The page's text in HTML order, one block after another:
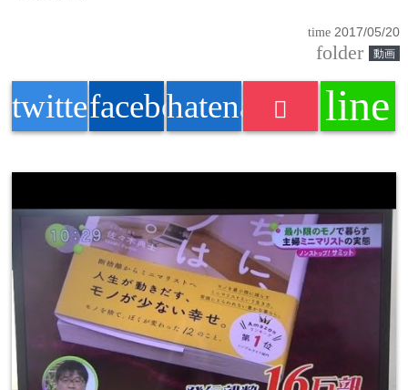
time 2017/05/20
folder 動画
twitterfacebookhatenabookmark
line